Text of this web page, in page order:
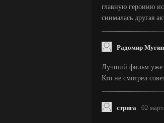
главную героиню
снималась другая
Радомир
Лучший фильм уже
Кто не смотрел
стрига 02